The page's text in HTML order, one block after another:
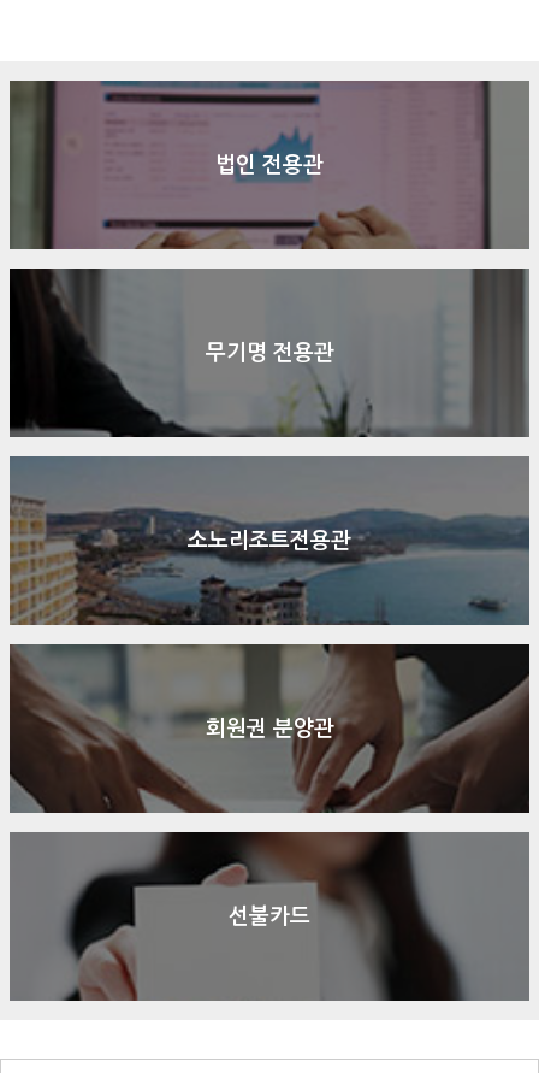
구매문의 상담신청
법인 전용관
무기명 전용관
소노리조트전용관
회원권 분양관
선불카드